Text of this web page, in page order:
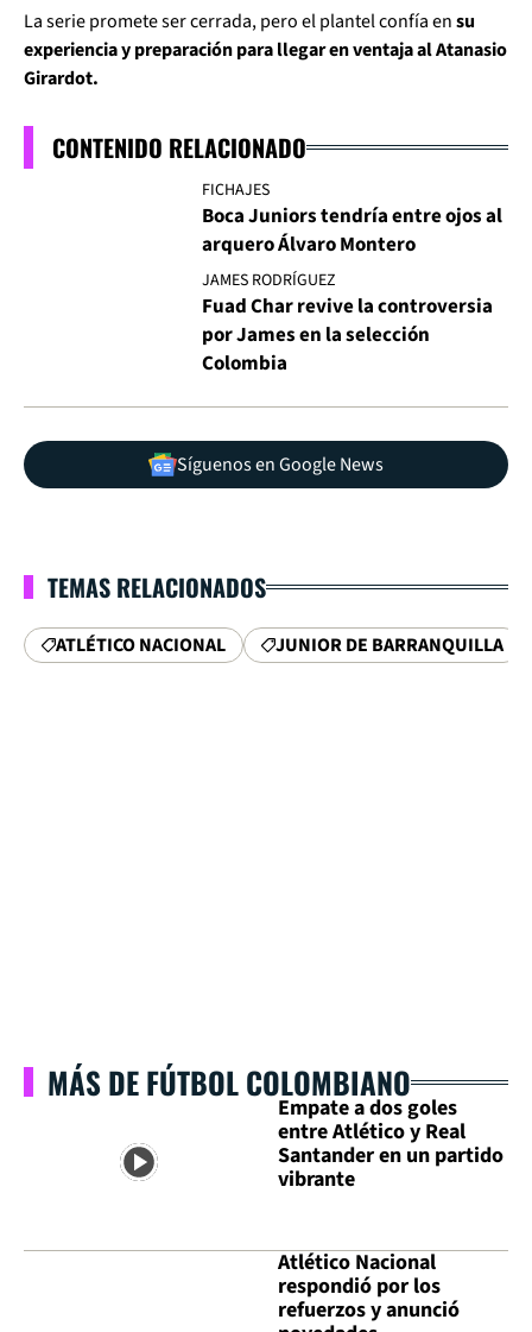
La serie promete ser cerrada, pero el plantel confía ensu
experiencia y preparación para llegar en ventaja al Atanasio
Girardot.
CONTENIDO RELACIONADO
FICHAJES
Boca Juniors tendría entre ojos al
arquero Álvaro Montero
JAMES RODRÍGUEZ
Fuad Char revive la controversia
por James en la selección
Colombia
Síguenos en Google News
TEMAS RELACIONADOS
ATLÉTICO NACIONAL JUNIOR DE BARRANQUILLA
MÁS DE FÚTBOL COLOMBIANO
Empate a dos goles
entre Atlético y Real
Santander en un partido
vibrante
Atlético Nacional
respondió por los
refuerzos y anunció